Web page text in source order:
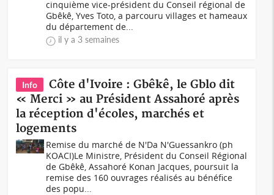
cinquième vice-président du Conseil régional de
Gbêkê, Yves Toto, a parcouru villages et hameaux
du département de...
il y a 3 semaines
Info
Côte d'Ivoire : Gbêkê, le Gblo dit
« Merci » au Président Assahoré après
la réception d'écoles, marchés et
logements
Remise du marché de N'Da N'Guessankro (ph
KOACI)Le Ministre, Président du Conseil Régional
de Gbêkê, Assahoré Konan Jacques, poursuit la
remise des 160 ouvrages réalisés au bénéfice
des popu...